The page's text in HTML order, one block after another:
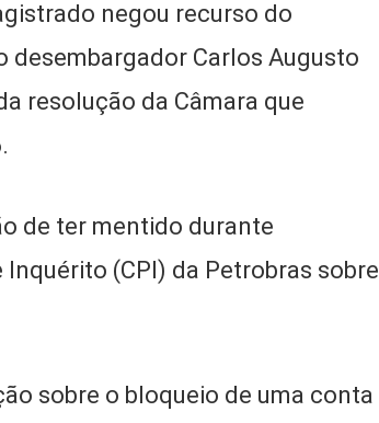
negou recurso do
desembargador Carlos Augusto
resolução da Câmara que
de ter mentido durante
(CPI) da Petrobras sobre
sobre o bloqueio de uma conta